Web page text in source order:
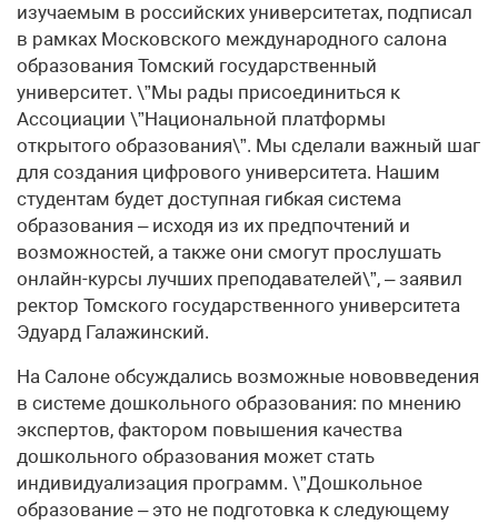
изучаемым в российских университетах, подписал
в рамках Московского международного салона
образования Томский государственный
университет. \”Мы рады присоединиться к
Ассоциации \”Национальной платформы
открытого образования\”. Мы сделали важный шаг
для создания цифрового университета. Нашим
студентам будет доступная гибкая система
образования – исходя из их предпочтений и
возможностей, а также они смогут прослушать
онлайн-курсы лучших преподавателей\”, – заявил
ректор Томского государственного университета
Эдуард Галажинский.
На Салоне обсуждались возможные нововведения
в системе дошкольного образования: по мнению
экспертов, фактором повышения качества
дошкольного образования может стать
индивидуализация программ. \”Дошкольное
образование – это не подготовка к следующему